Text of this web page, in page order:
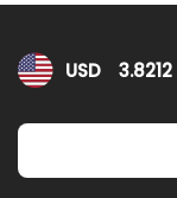
Kursy walut
USD 3.8212